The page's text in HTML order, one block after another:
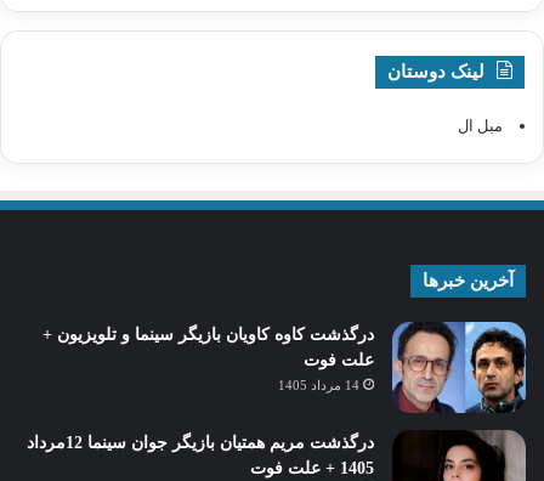
لینک دوستان
مبل ال
آخرین خبرها
درگذشت کاوه کاویان بازیگر سینما و تلویزیون +
علت فوت
14 مرداد 1405
درگذشت مریم همتیان بازیگر جوان سینما 12مرداد
1405 + علت فوت